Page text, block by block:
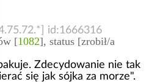
id:1666316
[1082], status [zrobił/a
Zdecydowanie nie tak
się jak sójka za morze".